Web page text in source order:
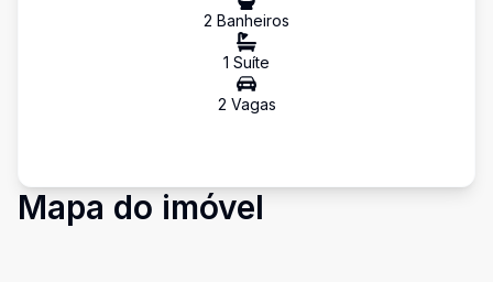
2 Banheiros
1 Suíte
2 Vagas
Mapa do imóvel